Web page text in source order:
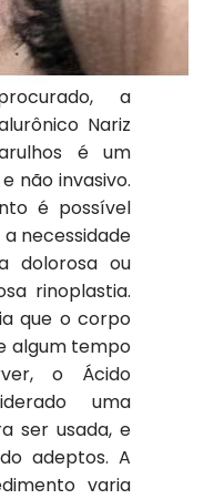
a
Nariz
é um
não invasivo.
é possível
necessidade
dolorosa ou
rinoplastia.
que o corpo
algum tempo
o Ácido
uma
ser usada, e
adeptos. A
varia